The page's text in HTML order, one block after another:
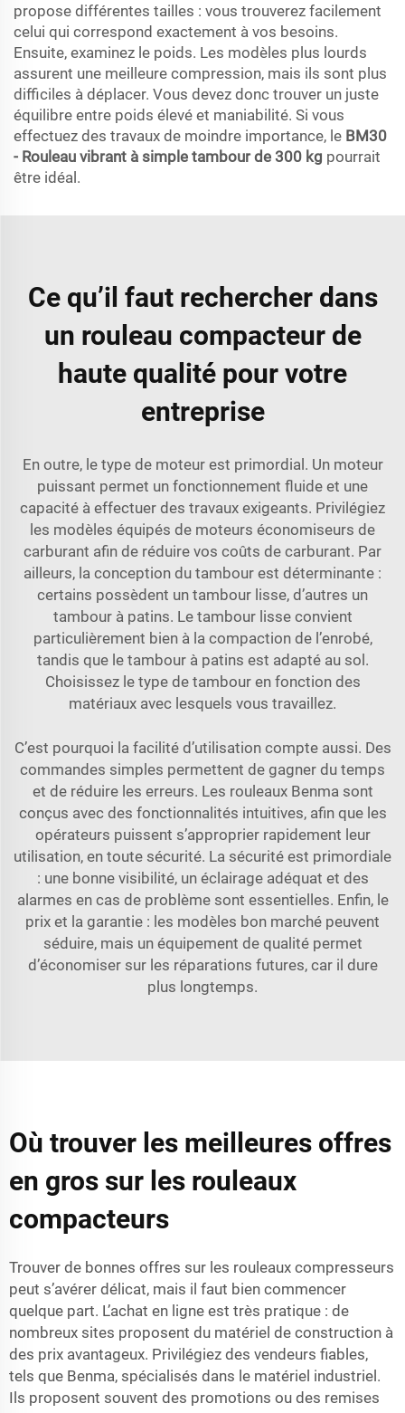
propose différentes tailles : vous trouverez facilement
celui qui correspond exactement à vos besoins.
Ensuite, examinez le poids. Les modèles plus lourds
assurent une meilleure compression, mais ils sont plus
difficiles à déplacer. Vous devez donc trouver un juste
équilibre entre poids élevé et maniabilité. Si vous
effectuez des travaux de moindre importance, le BM30
- Rouleau vibrant à simple tambour de 300 kg pourrait
être idéal.
Ce qu’il faut rechercher dans
un rouleau compacteur de
haute qualité pour votre
entreprise
En outre, le type de moteur est primordial. Un moteur
puissant permet un fonctionnement fluide et une
capacité à effectuer des travaux exigeants. Privilégiez
les modèles équipés de moteurs économiseurs de
carburant afin de réduire vos coûts de carburant. Par
ailleurs, la conception du tambour est déterminante :
certains possèdent un tambour lisse, d’autres un
tambour à patins. Le tambour lisse convient
particulièrement bien à la compaction de l’enrobé,
tandis que le tambour à patins est adapté au sol.
Choisissez le type de tambour en fonction des
matériaux avec lesquels vous travaillez.
C’est pourquoi la facilité d’utilisation compte aussi. Des
commandes simples permettent de gagner du temps
et de réduire les erreurs. Les rouleaux Benma sont
conçus avec des fonctionnalités intuitives, afin que les
opérateurs puissent s’approprier rapidement leur
utilisation, en toute sécurité. La sécurité est primordiale
: une bonne visibilité, un éclairage adéquat et des
alarmes en cas de problème sont essentielles. Enfin, le
prix et la garantie : les modèles bon marché peuvent
séduire, mais un équipement de qualité permet
d’économiser sur les réparations futures, car il dure
plus longtemps.
Où trouver les meilleures offres
en gros sur les rouleaux
compacteurs
Trouver de bonnes offres sur les rouleaux compresseurs
peut s’avérer délicat, mais il faut bien commencer
quelque part. L’achat en ligne est très pratique : de
nombreux sites proposent du matériel de construction à
des prix avantageux. Privilégiez des vendeurs fiables,
tels que Benma, spécialisés dans le matériel industriel.
Ils proposent souvent des promotions ou des remises